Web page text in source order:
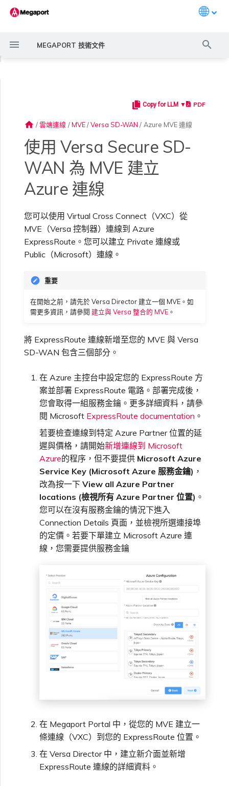
MEGAPORT 技術文件
快速開始
設定 Megaport 帳戶
概述
強制多重身分驗證
邀請使用者加入帳戶
設定財務資訊
更新公司資訊
登入 Megaport Portal
瞭解服務頁面
瞭解位置資訊
位置 ID
合作夥伴代管帳戶
限制與配額
常見多雲連線情境
使用 Megaport 解決方案實
現 MPLS 網路現代化
以服務供應商身分使用
Megaport API 管理連線
Megaport 全球網狀 WAN
MACsec
IPsec
高速跨雲加密
訂購交叉連接
訂購本地迴路
鏈路聚合群組（LAG）
建立 LAG
將 Port 新增至 LAG
建立私有 VXC
遷移 VXC
使用服務金鑰建立連線
變更合約 VXC 的速率
關閉 VXC 以進行容錯移轉測
終止 VXC
路由指南
MVE
3DS Outscale
阿里雲專線接入
AWS 連線概述
託管連線
AWS 連線備援
AWS 加密選項
AWS 上的 Salesforce
Hyperforce
AWS 上的 Snowflake
AWS Outposts Rack
AWS 常見問題
Azure ExpressRoute
ExpressRoute
ExpressRoute Direct
ExpressRoute Metro
Azure 配對區域 - 高可用性
Cloudflare
Google Cloud
Google Cloud
Google 連線備援
IBM Cloud Direct Link
Latitude.sh
Oracle Cloud Infrastructure
OVHcloud
OVHcloud Connect
OVHcloud Connect Direct
Salesforce Express
SAP HANA Enterprise
AWS 上的 SAP
Google Cloud 上的 SAP
VMware Cloud
AWS 上的 VMware Cloud
Azure VMware 解決方案
3DS Outscale MCR 連線
阿里雲 MCR 連線
AWS MCR 連線
AWS Transit Gateway 跨區
域路由
Azure MCR 連線
Google MCR 連線
IBM Cloud Direct Link MCR
Oracle MCR 連線
OVHcloud MCR 連線
Salesforce MCR 連線
SAP HANA Enterprise
AWS MVE 連線
MVE 託管連線
MVE 託管 VIF
Azure MVE 連線
Google MVE 連線
AWS MVE 連線
MVE 託管連線
MVE 託管 VIF
Azure MVE 連線
Google MVE 連線
Azure MVE 連線
Google MVE 連線
AWS MVE 連線
MVE 託管連線
MVE 託管 VIF
Azure MVE 連線
Google MVE 連線
AWS MVE 連線
MVE 託管連線
MVE 託管 VIF
Azure MVE 連線
Google MVE 連線
MVE 託管連線
MVE 託管 VIF
將 ExpressRoute 連線新
增至 Versa Director
驗證您的 Azure 連線
AWS MVE 連線
MVE 託管連線
MVE 託管 VIF
Azure MVE 連線
Google MVE 連線
檢視連線設定
MCR 進階 VLAN 與路由功能
MCR 備援
建立 MCR VXC
使用封包過濾
在 MCR 中使用 IPsec
路由過濾
路由彙總
MCR Looking Glass（路由診
MCR 的 NAT 運作原理
MCR 私有雲端互聯
終止 MCR
MVE 部署情境
MVE 位置
vNIC 連線類型
6WIND
6WIND 概述
6WIND 授權網路功能
規劃部署
建立 VXC
終止 MVE
Anapaya
Anapaya 概述
建立 MVE
連線 MVE
Aruba SD-WAN
Aruba SD-WAN 概述
建立 MVE
連線 MVE
Aviatrix Secure Edge 概述
建立 MVE
連線 MVE
Check Point CloudGuard
Check Point CloudGuard 概
規劃部署
建立 VXC
連線 MVE
Cisco MVE 概述
建立 MVE
連線 MVE
終止 MVE
Fortinet FortiGate
Fortinet FortiGate 概述
建立 MVE
連線 MVE
基於 FGSP 設定 Fortinet 防
火牆高可用性
Juniper MVE 概述
建立 MVE
連線 MVE
VM-Series Firewall
Prisma SD-WAN
Peplink FusionHub
Peplink FusionHub 概述
建立 MVE
連線 MVE
Versa SD-WAN
Versa SD-WAN 概述
建立 MVE
連線 MVE
VMware SD-WAN 概述
建立 MVE
連線 MVE
使用 MVE 主控台
MVE 常見問題
設定 IX
IX 需求
AMS-IX 連線
編輯 IX
變更合約 IX 的速率
遷移 IX
終止 IX
IX 工具與功能
MegaIX 功能概述
MegaIX Looking Glass（路
由診斷）
BGP 社群
都會區 ID
建立個人檔案
申請連線
Marketplace 通知
Marketplace 常見問題
監控 MCR
監控 MVE
監控服務狀態
檢視工作階段事件日誌
管理個人檔案
設定電子郵件通知
更新公司資訊
管理最短合約期續約
管理 Megaport
管理使用者角色
管理安全設定
檢視作業日誌
監控維護和中斷事件
鎖定 Megaport 服務
Megaport 授權書
Port 定價與合約條款
VXC 定價與合約條款
約條款
IX 定價與合約條款
MCR 定價與合約條款
MVE 定價與合約條款
啟用計費市場
指派財務角色
信用卡付款
客戶現場服務
下載帳單
MCR 計費
MVE 計費
VXC、Megaport Internet 和
客戶註冊與入駐
建立 API 金鑰
管理使用者
建立服務金鑰
變更 VXC 設定
建立至 AWS 的 VXC
建立至 Google Cloud 的
建立 Megaport Internet 連
建立 MCR
使用 API 建立 MCR VXC
從 MCR 建立至 Azure 的
從 MVE 建立至 AWS 的 VXC
從 MVE 建立至 Azure 的
從 MVE 建立至 Google 的
變更 IX 設定
遷移 VXC 和 IX
快速開始
建立 Megaport Terraform
Provider 設定檔
使用 Megaport Terraform
Provider 建立和管理服務
使用 Megaport 資源進行
匯入現有生產服務
使用 Terraform MCP
Server（公開測試版）
Megaport Terraform
Provider 常見問題
Megaport Terraform
Provider 學習資料與資源
啟用 Port
訂購時的錯誤
容量錯誤
Port 與 VXC
Port 或 VXC 中斷或不穩定
Port 延遲
Port 或 VXC 封包遺失
VXC 連線
MCR 中斷或無法使用
MCR 路由
MCR BGP 工作階段中斷
MVE
MVE 中斷或無法使用
MVE 網際網路連線
SD-WAN 管理連線
IX 連線
IX BGP 路由
IX BGP 工作階段中斷
雲端服務供應商互聯位址空間
ExpressRoute 線路容量不足
Megaport Internet
建立 Juniper 私有連線
Megaport Terraform
在測試環境中測試
客戶安全責任
Megaport Portal 驗證常見
X-Auth Token 淘汰常見問題
API 淘汰常見問題
單一登入（SSO）功能與使
疑難排解後續步驟
提供偵錯資訊以加快支援回應
聯繫支援
支援請求入口網站
升級支援案件
網路維護
歐盟數位服務法
Copy for LLM ▼ PDF
home / 雲端連線 / MVE /Versa SD-WAN / Azure MVE 連線
使用 Versa Secure SD-
WAN 為 MVE 建立
Azure 連線
您可以使用 Virtual Cross Connect（VXC）從
MVE（Versa 控制器）連線到 Azure
ExpressRoute。您可以建立 Private 連線或
Public（Microsoft）連線。
重要
在開始之前，請先於 Versa Director 建立一個 MVE。如
需更多資訊，請參閱 建立與 Versa 整合的 MVE 。
將 ExpressRoute 連線新增至您的 MVE 與 Versa
SD-WAN 包含三個部分。
在 Azure 主控台中設定您的 ExpressRoute 方
案並部署 ExpressRoute 電路。部署完成後，
您會取得一組服務金鑰。更多詳細資料，請參
閱 Microsoft ExpressRoute documentation 。
若要檢查連線到特定 Azure Partner 位置的延
遲與價格，請開始新增連線到 Microsoft
Azure的程序，但不要提供 Microsoft Azure
Service Key (Microsoft Azure 服務金鑰) ，
改為按一下 View all Azure Partner
locations (檢視所有 Azure Partner 位置) 。
您可以在沒有服務金鑰的情況下進入
Connection Details 頁面，並檢視所選連接埠
的定價。若要下單建立 Microsoft Azure 連
線，您需要提供服務金鑰
在 Megaport Portal 中，從您的 MVE 建立一
條連線（VXC）到您的 ExpressRoute 位置。
在 Versa Director 中，建立新介面並新增
ExpressRoute 連線的詳細資料。